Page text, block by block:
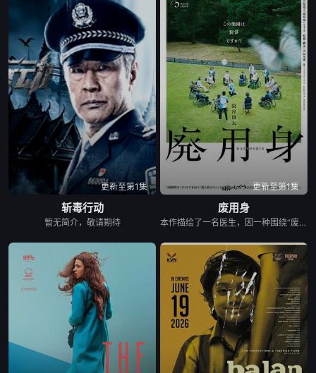
更新至第1集
斩毒行动
暂无简介，敬请期待
更新至第1集
废用身
本作描绘了一名医生，因一种围绕“废用身”——因瘫痪等原因已无恢复可能的四肢——的治疗方法，而一步步踏入在追求理想的理性与疯狂之间摇摆的危险领域。在某座城镇的日间照护中心里，一种突破性的疗法在老年人之间悄然流传：对患者进行废用身切除后，不仅“身体和心情都变轻松了”，甚至“原本严厉的性格也变得温和”，出现了看似积极的副作用。听闻此事的编辑矢仓察觉到其可能为老年医疗带来革命性变革，遂向开发该疗法的院长漆原提出出书邀约。然而，关于该照护中心的内部举报被泄露至周刊杂志，加之患者家中发生的一起事件，事态骤然逆转，真相逐渐陷入黑暗。 本片改编自久坂部羊的同名原著小说。